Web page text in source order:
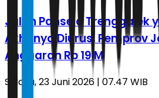
Jalan Pansela Trenggalek
Akhirnya Diurus, Pemprov
Anggaran Rp 19 M
Selasa, 23 Juni 2026 | 07.47 WIB